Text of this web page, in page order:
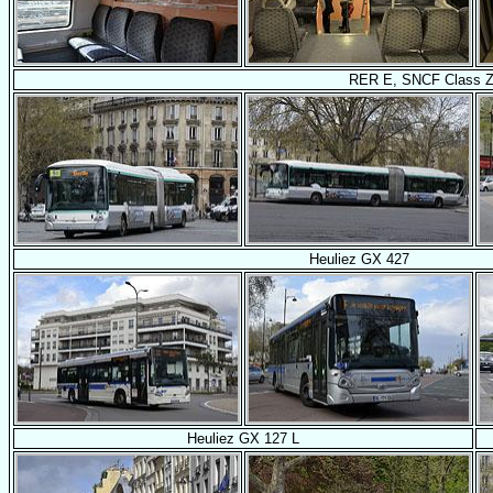
RER E, SNCF Class
Heuliez GX 427
Heuliez GX 127 L